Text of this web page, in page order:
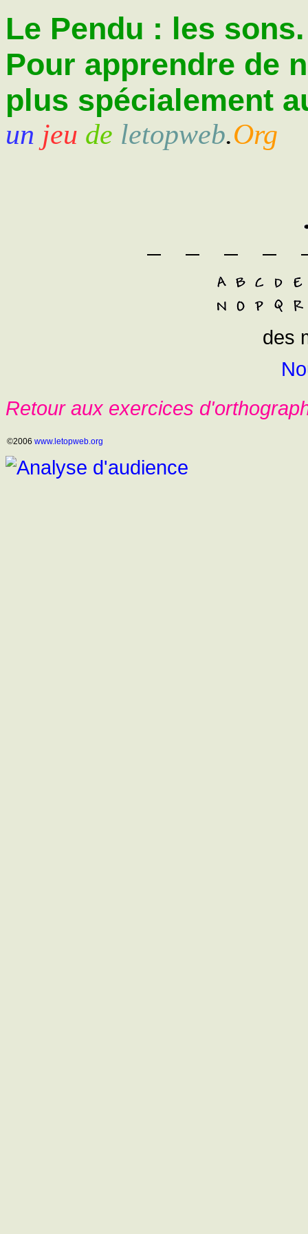
Le Pendu : les sons.
Pour apprendre de
plus spécialement
un jeu de letopweb.Org
des
Retour aux exercices
©2006 www.letopweb.org